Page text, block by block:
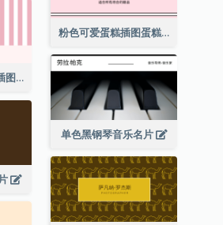
粉色可爱蛋糕插图蛋糕店名片
婴儿粉红羊驼可爱插图名片
单色黑钢琴音乐名片